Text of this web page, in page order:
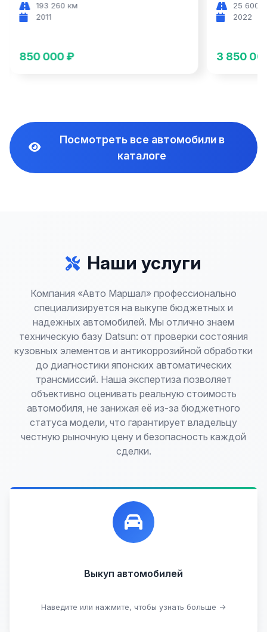
193 260 км
2011
850 000 ₽
25 600
2022
3 850
Посмотреть все автомобили в
каталоге
Наши услуги
Компания «Авто Маршал» профессионально
специализируется на выкупе бюджетных и
надежных автомобилей. Мы отлично знаем
техническую базу Datsun: от проверки состояния
кузовных элементов и антикоррозийной обработки
до диагностики японских автоматических
трансмиссий. Наша экспертиза позволяет
объективно оценивать реальную стоимость
автомобиля, не занижая её из-за бюджетного
статуса модели, что гарантирует владельцу
честную рыночную цену и безопасность каждой
сделки.
Выкуп автомобилей
Наведите или нажмите, чтобы узнать больше →
Лучшие предложения по выкупу автомобилей,
любых:
Проблемные
Кредитные
В залоге
Узнать стоимость